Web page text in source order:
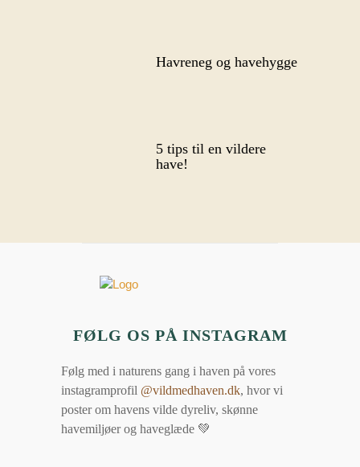
Havreneg og havehygge
5 tips til en vildere
have!
FØLG OS PÅ INSTAGRAM
Følg med i naturens gang i haven på vores
instagramprofil @vildmedhaven.dk, hvor vi
poster om havens vilde dyreliv, skønne
havemiljøer og haveglæde 💚